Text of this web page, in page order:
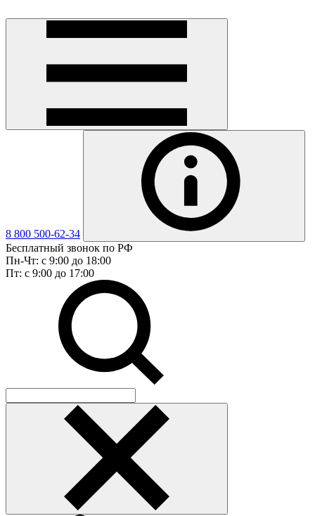
8 800 500-62-34
Бесплатный звонок по РФ
Пн-Чт: с 9:00 до 18:00
Пт: с 9:00 до 17:00